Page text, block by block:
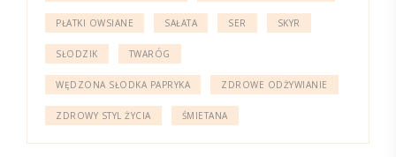
PŁATKI OWSIANE SAŁATA SER SKYR
SŁODZIK TWARÓG
WĘDZONA SŁODKA PAPRYKA ZDROWE ODŻYWIANIE
ZDROWY STYL ŻYCIA ŚMIETANA